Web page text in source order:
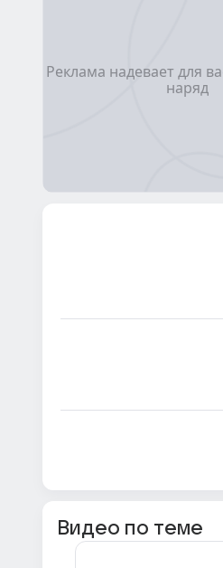
Видео по теме